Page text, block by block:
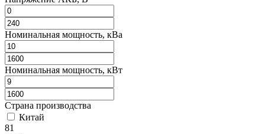
Номинальная мощность, кВа
Номинальная мощность, кВт
Страна производства
Китай
81